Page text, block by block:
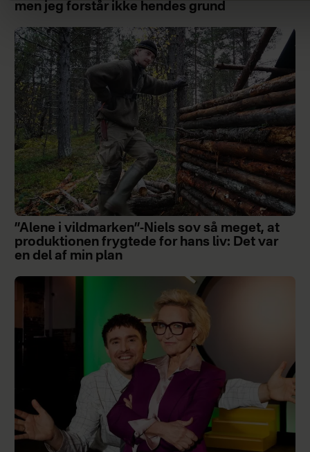
men jeg forstår ikke hendes grund
”Alene i vildmarken”-Niels sov så meget, at
produktionen frygtede for hans liv: Det var
en del af min plan